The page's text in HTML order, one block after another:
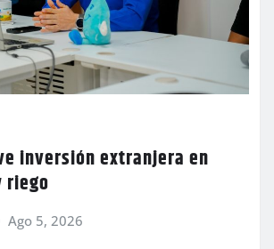
inversión extranjera en
riego
Ago 5, 2026